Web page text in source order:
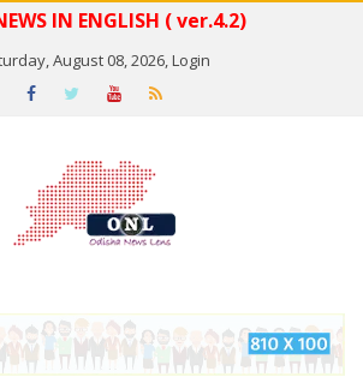
NEWS IN ENGLISH ( ver.4.2)
August 08, 2026,Login